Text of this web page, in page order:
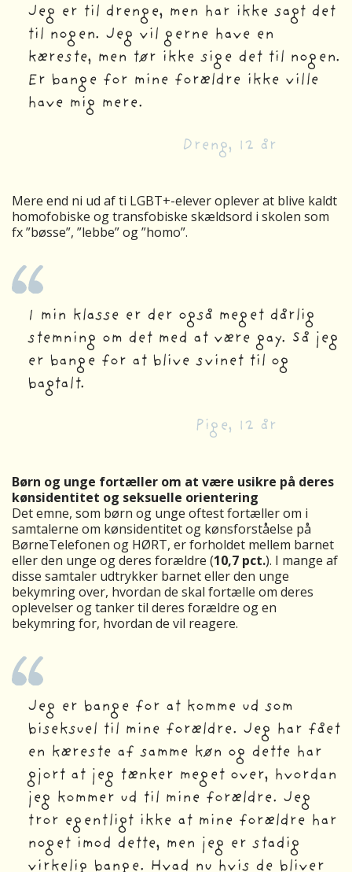
Jeg er til drenge, men har ikke sagt det
til nogen. Jeg vil gerne have en
kæreste, men tør ikke sige det til nogen.
Er bange for mine forældre ikke ville
have mig mere.
Dreng, 12 år
Mere end ni ud af ti LGBT+-elever oplever at blive kaldt
homofobiske og transfobiske skældsord i skolen som
fx ”bøsse”, ”lebbe” og ”homo”.
I min klasse er der også meget dårlig
stemning om det med at være gay. Så jeg
er bange for at blive svinet til og
bagtalt.
Pige, 12 år
Børn og unge fortæller om at være usikre på deres
kønsidentitet og seksuelle orientering
Det emne, som børn og unge oftest fortæller om i
samtalerne om kønsidentitet og kønsforståelse på
BørneTelefonen og HØRT, er forholdet mellem barnet
eller den unge og deres forældre (10,7 pct.). I mange af
disse samtaler udtrykker barnet eller den unge
bekymring over, hvordan de skal fortælle om deres
oplevelser og tanker til deres forældre og en
bekymring for, hvordan de vil reagere.
Jeg er bange for at komme ud som
biseksuel til mine forældre. Jeg har fået
en kæreste af samme køn og dette har
gjort at jeg tænker meget over, hvordan
jeg kommer ud til mine forældre. Jeg
tror egentligt ikke at mine forældre har
noget imod dette, men jeg er stadig
virkelig bange. Hvad nu hvis de bliver